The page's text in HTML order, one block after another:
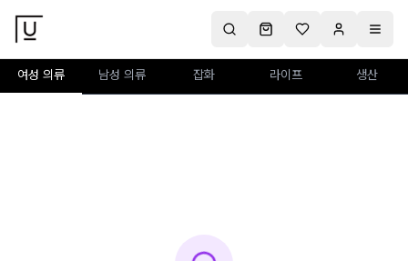
여성 의류 남성 의류 잡화 라이프 생산